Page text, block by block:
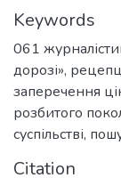
Keywords
061
дорозі»,
заперечення
розбитого
суспільстві,
Citation